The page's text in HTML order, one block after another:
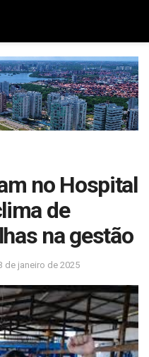
no Hospital
de
na gestão
de janeiro de 2025